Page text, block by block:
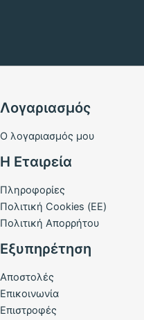
Λογαριασμός
Ο λογαριασμός μου
Η Εταιρεία
Πληροφορίες
Πολιτική Cookies (ΕΕ)
Πολιτική Απορρήτου
Εξυπηρέτηση
Αποστολές
Επικοινωνία
Επιστροφές